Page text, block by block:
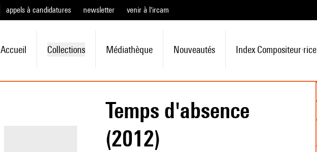
appels à candidatures newsletter venir à l'ircam
Accueil Collections Médiathèque Nouveautés Index Compositeur·rice
Temps d'absence
(2012)